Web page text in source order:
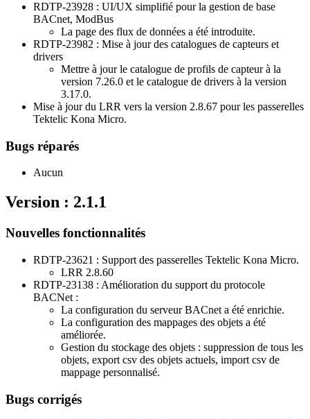
RDTP-23928 : UI/UX simplifié pour la gestion de base
BACnet, ModBus
La page des flux de données a été introduite.
RDTP-23982 : Mise à jour des catalogues de capteurs et
drivers
Mettre à jour le catalogue de profils de capteur à la
version 7.26.0 et le catalogue de drivers à la version
3.17.0.
Mise à jour du LRR vers la version 2.8.67 pour les passerelles
Tektelic Kona Micro.
Bugs réparés
Aucun
Version : 2.1.1
Nouvelles fonctionnalités
RDTP-23621 : Support des passerelles Tektelic Kona Micro.
LRR 2.8.60
RDTP-23138 : Amélioration du support du protocole
BACNet :
La configuration du serveur BACnet a été enrichie.
La configuration des mappages des objets a été
améliorée.
Gestion du stockage des objets : suppression de tous les
objets, export csv des objets actuels, import csv de
mappage personnalisé.
Bugs corrigés